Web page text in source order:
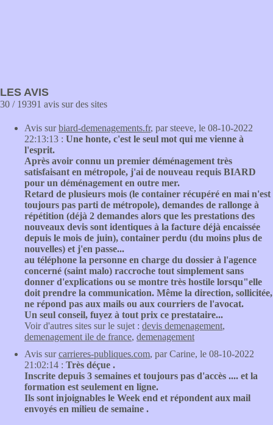
LES AVIS
30 / 19391 avis sur des sites
Avis surbiard-demenagements.fr, par steeve, le 08-10-2022
22:13:13 : Une honte, c'est le seul mot qui me vienne à
l'esprit.
Après avoir connu un premier déménagement très
satisfaisant en métropole, j'ai de nouveau requis BIARD
pour un déménagement en outre mer.
Retard de plusieurs mois (le container récupéré en mai n'est
toujours pas parti de métropole), demandes de rallonge à
répétition (déjà 2 demandes alors que les prestations des
nouveaux devis sont identiques à la facture déjà encaissée
depuis le mois de juin), container perdu (du moins plus de
nouvelles) et j'en passe...
au téléphone la personne en charge du dossier à l'agence
concerné (saint malo) raccroche tout simplement sans
donner d'explications ou se montre très hostile lorsqu"elle
doit prendre la communication. Même la direction, sollicitée,
ne répond pas aux mails ou aux courriers de l'avocat.
Un seul conseil, fuyez à tout prix ce prestataire...
Voir d'autres sites sur le sujet : devis demenagement,
demenagement ile de france, demenagement
Avis surcarrieres-publiques.com, par Carine, le 08-10-2022
21:02:14 : Très déçue .
Inscrite depuis 3 semaines et toujours pas d'accès .... et la
formation est seulement en ligne.
Ils sont injoignables le Week end et répondent aux mail
envoyés en milieu de semaine .